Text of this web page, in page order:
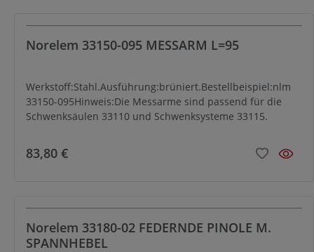
Norelem 33150-095 MESSARM L=95
Werkstoff:Stahl.Ausführung:brüniert.Bestellbeispiel:nlm
33150-095Hinweis:Die Messarme sind passend für die
Schwenksäulen 33110 und Schwenksysteme 33115.
83,80 €
Norelem 33180-02 FEDERNDE PINOLE M.
SPANNHEBEL